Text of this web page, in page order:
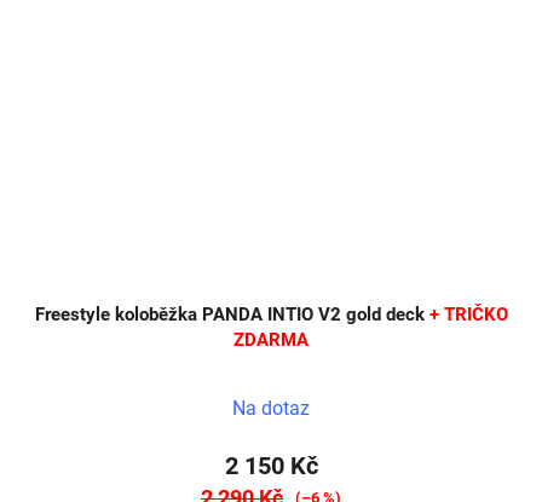
Freestyle koloběžka PANDA INTIO V2 gold deck + TRIČKO
ZDARMA
Na dotaz
2 150 Kč
(–6 %)